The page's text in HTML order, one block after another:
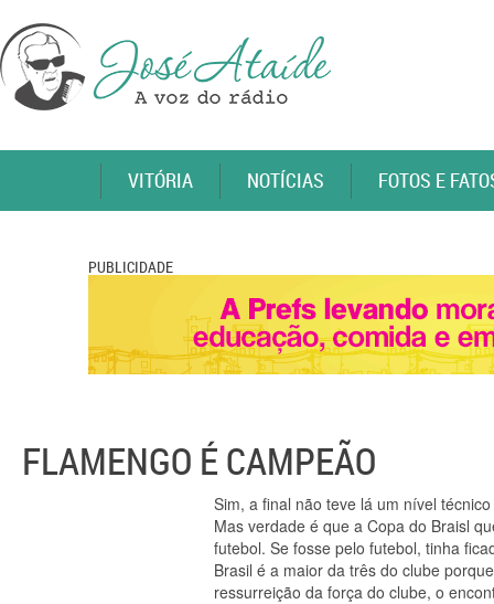
VITÓRIA NOTÍCIAS FOTOS E
PUBLICIDADE
FLAMENGO É CAMPEÃO
Sim, a final não teve lá um nível
Mas verdade é que a Copa do Braisl
futebol. Se fosse pelo futebol, tinha
Brasil é a maior da três do clube
ressurreição da força do clube, o